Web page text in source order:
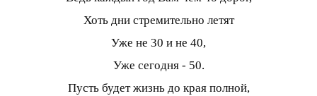
Хоть дни стремительно летят
Уже не 30 и не 40,
Уже сегодня - 50.
Пусть будет жизнь до края полной,